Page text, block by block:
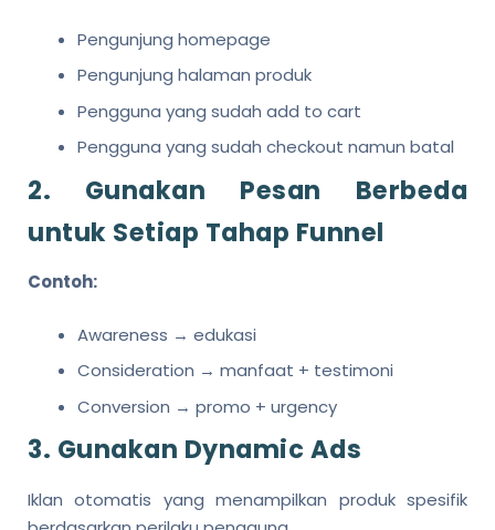
Pengunjung homepage
Pengunjung halaman produk
Pengguna yang sudah add to cart
Pengguna yang sudah checkout namun batal
2. Gunakan Pesan Berbeda
untuk Setiap Tahap Funnel
Contoh:
Awareness → edukasi
Consideration → manfaat + testimoni
Conversion → promo + urgency
3. Gunakan Dynamic Ads
Iklan otomatis yang menampilkan produk spesifik